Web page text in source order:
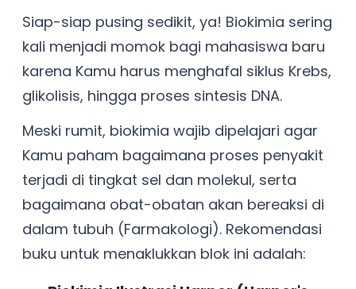
Siap-siap pusing sedikit, ya! Biokimia sering
kali menjadi momok bagi mahasiswa baru
karena Kamu harus menghafal siklus Krebs,
glikolisis, hingga proses sintesis DNA.
Meski rumit, biokimia wajib dipelajari agar
Kamu paham bagaimana proses penyakit
terjadi di tingkat sel dan molekul, serta
bagaimana obat-obatan akan bereaksi di
dalam tubuh (Farmakologi). Rekomendasi
buku untuk menaklukkan blok ini adalah: